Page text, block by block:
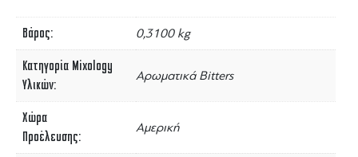
Βάρος 0,3100 kg
Κατηγορία Mixology
Υλικών
Αρωματικά Bitters
Χώρα
Προέλευσης
Αμερική